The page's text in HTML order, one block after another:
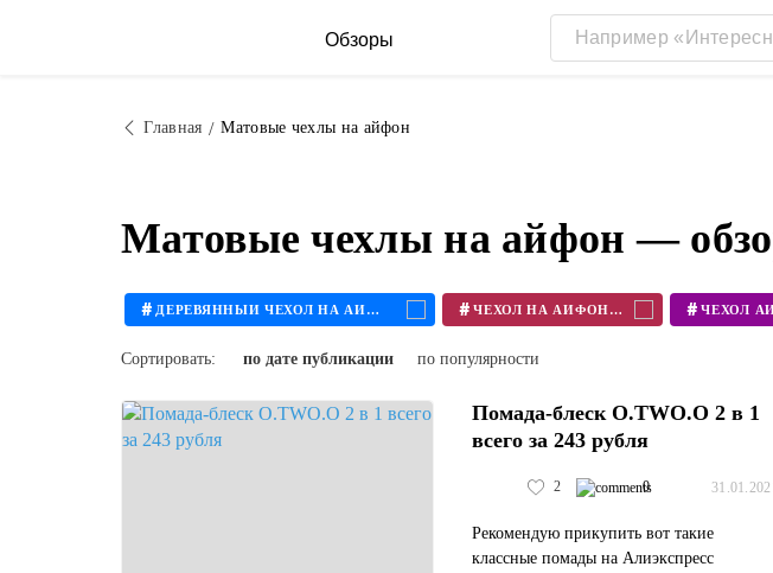
Обзоры
Главная Матовые чехлы на айфон
Матовые чехлы на айфон —
# ДЕРЕВЯННЫЙ ЧЕХОЛ НА АЙФОН # ЧЕХОЛ НА АЙФОН 11 #
Сортировать: по дате публикации по популярности
Помада-блеск O.TWO.O 2 в 1
всего за 243 рубля
2 0
Рекомендую прикупить вот такие
классные помады на Алиэкспресс